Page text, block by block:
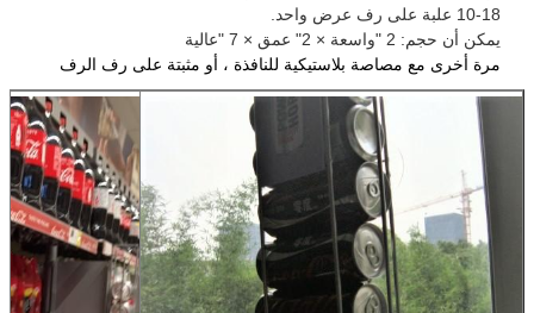
10-18 علبة على رف عرض واحد.
يمكن أن حجم: 2 "واسعة × 2" عمق × 7 "عالية
مرة أخرى مع مصاصة بلاستيكية للنافذة ، أو مثبتة على رف الرف